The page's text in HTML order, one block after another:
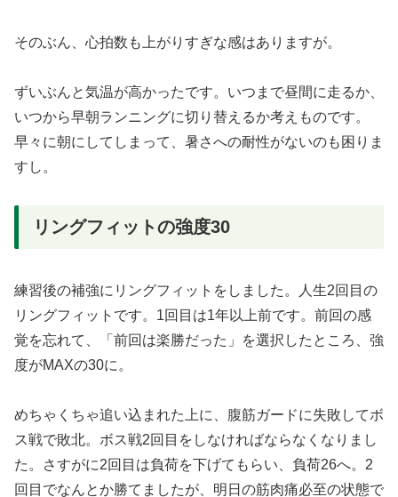
そのぶん、心拍数も上がりすぎな感はありますが。
ずいぶんと気温が高かったです。いつまで昼間に走るか、
いつから早朝ランニングに切り替えるか考えものです。
早々に朝にしてしまって、暑さへの耐性がないのも困りま
すし。
リングフィットの強度30
練習後の補強にリングフィットをしました。人生2回目の
リングフィットです。1回目は1年以上前です。前回の感
覚を忘れて、「前回は楽勝だった」を選択したところ、強
度がMAXの30に。
めちゃくちゃ追い込まれた上に、腹筋ガードに失敗してボ
ス戦で敗北。ボス戦2回目をしなければならなくなりまし
た。さすがに2回目は負荷を下げてもらい、負荷26へ。2
回目でなんとか勝てましたが、明日の筋肉痛必至の状態で